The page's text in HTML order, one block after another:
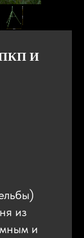
И
из
и